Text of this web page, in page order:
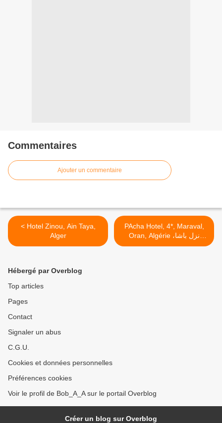
Commentaires
Ajouter un commentaire
< Hotel Zinou, Ain Taya,
Alger
PAcha Hotel, 4*, Maraval,
Oran, Algérie نزل باشا،
وهران، الجزائر >
Hébergé par Overblog
Top articles
Pages
Contact
Signaler un abus
C.G.U.
Cookies et données personnelles
Préférences cookies
Voir le profil de Bob_A_A sur le portail Overblog
Créer un blog sur Overblog